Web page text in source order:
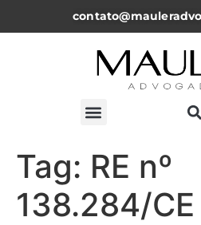
Tag: RE nº
138.284/CE